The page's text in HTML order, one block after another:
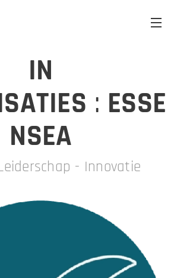
IN
: ESSE
NSEA
- Innovatie